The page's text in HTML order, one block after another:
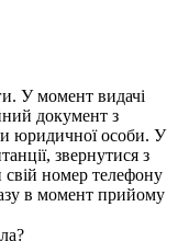
У момент видачі
документ з
юридичної особи. У
звернутися з
номер телефону
в момент прийому